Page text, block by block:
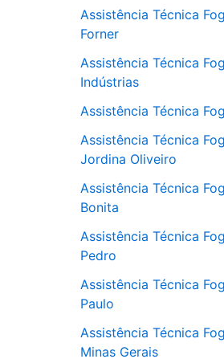
Assistência Técnica
Forner
Assistência Técnica
Indústrias
Assistência Técnica
Assistência Técnica
Jordina Oliveiro
Assistência Técnica
Bonita
Assistência Técnica
Pedro
Assistência Técnica
Paulo
Assistência Técnica
Minas Gerais